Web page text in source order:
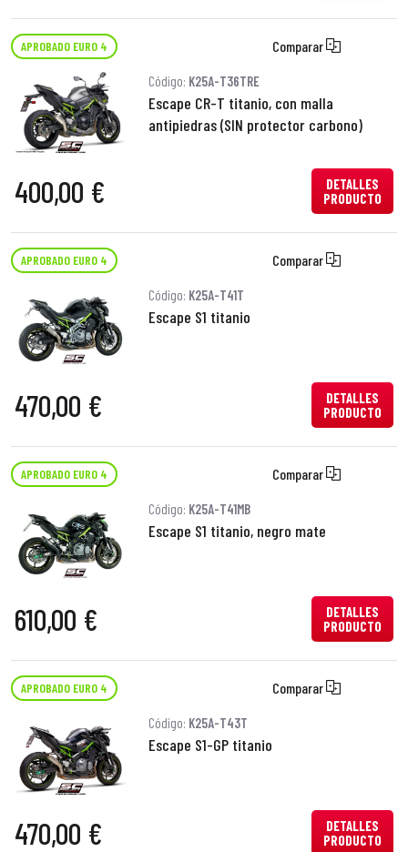
APROBADO EURO 4 Comparar
Código: K25A-T36TRE
Escape CR-T titanio, con malla
antipiedras (SIN protector carbono)
400,00 €
DETALLES
PRODUCTO
APROBADO EURO 4 Comparar
Código: K25A-T41T
Escape S1 titanio
470,00 €
DETALLES
PRODUCTO
APROBADO EURO 4 Comparar
Código: K25A-T41MB
Escape S1 titanio, negro mate
610,00 €
DETALLES
PRODUCTO
APROBADO EURO 4 Comparar
Código: K25A-T43T
Escape S1-GP titanio
470,00 €
DETALLES
PRODUCTO